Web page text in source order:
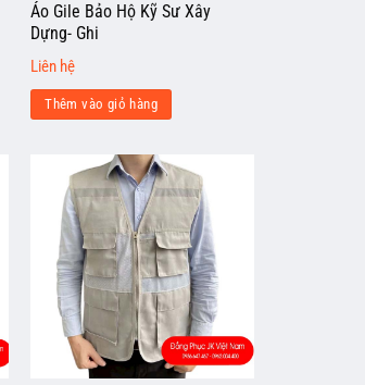
Áo Gile Bảo Hộ Kỹ Sư Xây
Dựng- Ghi
Liên hệ
Thêm vào giỏ hàng